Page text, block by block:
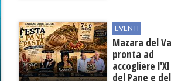
EVENTI
Mazara del
pronta ad
accogliere
del Pane e